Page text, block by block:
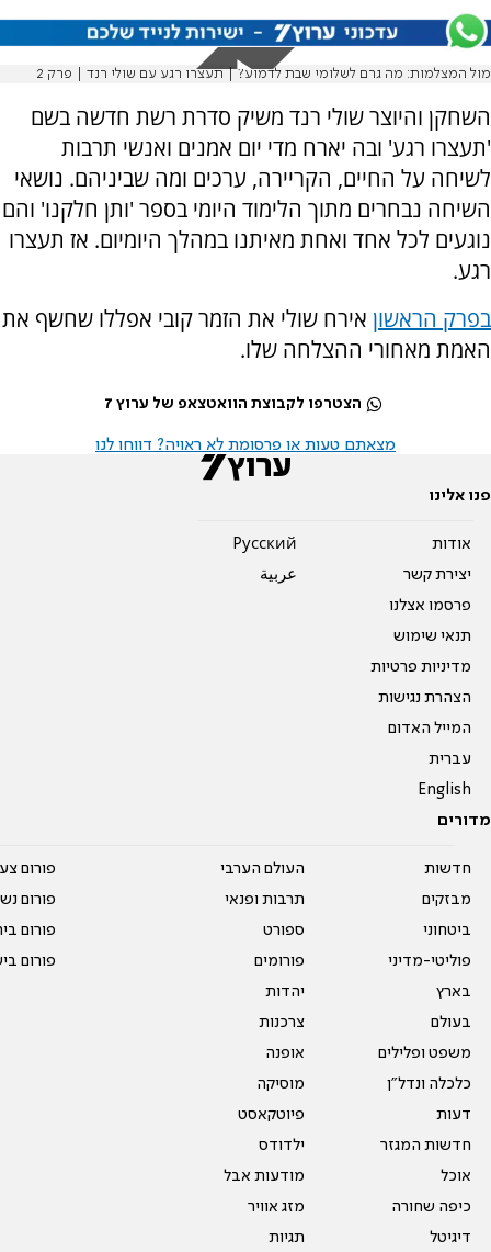
מול המצלמות: מה גרם לשלומי שבת לדמוע? | תעצרו רגע עם שולי רנד | פרק 2
השחקן והיוצר שולי רנד משיק סדרת רשת חדשה בשם
'תעצרו רגע' ובה יארח מדי יום אמנים ואנשי תרבות
לשיחה על החיים, הקריירה, ערכים ומה שביניהם. נושאי
השיחה נבחרים מתוך הלימוד היומי בספר 'ותן חלקנו' והם
נוגעים לכל אחד ואחת מאיתנו במהלך היומיום. אז תעצרו
רגע.
בפרק הראשון אירח שולי את הזמר קובי אפללו שחשף את
האמת מאחורי ההצלחה שלו.
הצטרפו לקבוצת הוואטצאפ של ערוץ 7
מצאתם טעות או פרסומת לא ראויה? דווחו לנו
פנו אלינו
אודות
יצירת קשר
פרסמו אצלנו
תנאי שימוש
מדיניות פרטיות
הצהרת נגישות
המייל האדום
עברית
English
Pусский
عربية
מדורים
חדשות
מבזקים
ביטחוני
פוליטי-מדיני
בארץ
בעולם
משפט ופלילים
כלכלה ונדל"ן
דעות
חדשות המגזר
אוכל
כיפה שחורה
דיגיטל
העולם הערבי
תרבות ופנאי
ספורט
פורומים
יהדות
צרכנות
אופנה
מוסיקה
פיוטקאסט
ילדודס
מודעות אבל
מזג אוויר
תגיות
פורום
פורום
פורום
פורום